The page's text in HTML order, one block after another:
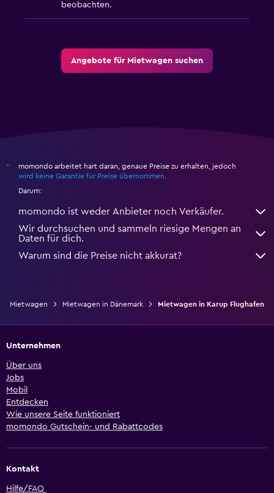
beobachten.
Angebote für Mietwagen suchen
*
momondo arbeitet hart daran, genaue Preise zu erhalten, jedoch
wird keine Garantie für Preise übernommen.
Darum:
momondo ist weder Anbieter noch Verkäufer.
Wir durchsuchen und sammeln riesige Mengen an
Daten für dich.
Warum sind die Preise nicht akkurat?
Mietwagen Mietwagen in Dänemark Mietwagen in Karup Flughafen
Unternehmen
Über uns
Jobs
Mobil
Entdecken
Wie unsere Seite funktioniert
momondo Gutschein- und Rabattcodes
Kontakt
Hilfe/FAQ